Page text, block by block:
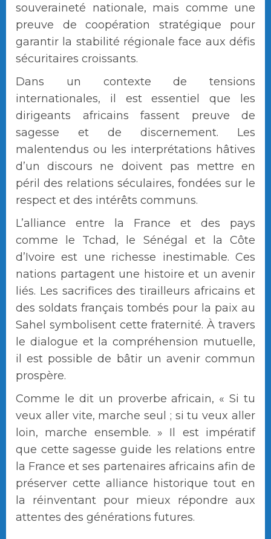
souveraineté nationale, mais comme une
preuve de coopération stratégique pour
garantir la stabilité régionale face aux défis
sécuritaires croissants.
Dans un contexte de tensions
internationales, il est essentiel que les
dirigeants africains fassent preuve de
sagesse et de discernement. Les
malentendus ou les interprétations hâtives
d’un discours ne doivent pas mettre en
péril des relations séculaires, fondées sur le
respect et des intérêts communs.
L’alliance entre la France et des pays
comme le Tchad, le Sénégal et la Côte
d’Ivoire est une richesse inestimable. Ces
nations partagent une histoire et un avenir
liés. Les sacrifices des tirailleurs africains et
des soldats français tombés pour la paix au
Sahel symbolisent cette fraternité. À travers
le dialogue et la compréhension mutuelle,
il est possible de bâtir un avenir commun
prospère.
Comme le dit un proverbe africain, « Si tu
veux aller vite, marche seul ; si tu veux aller
loin, marche ensemble. » Il est impératif
que cette sagesse guide les relations entre
la France et ses partenaires africains afin de
préserver cette alliance historique tout en
la réinventant pour mieux répondre aux
attentes des générations futures.